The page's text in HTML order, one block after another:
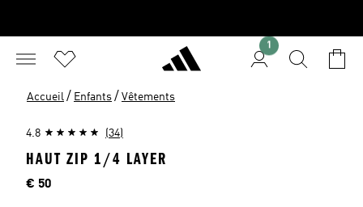
1
Accueil / Enfants / Vêtements
4.8 (34)
HAUT ZIP 1/4 LAYER
Price
€ 50